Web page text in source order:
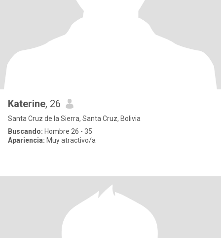
Katerine, 26
Santa Cruz de la Sierra, Santa Cruz, Bolivia
Buscando: Hombre 26 - 35
Apariencia: Muy atractivo/a